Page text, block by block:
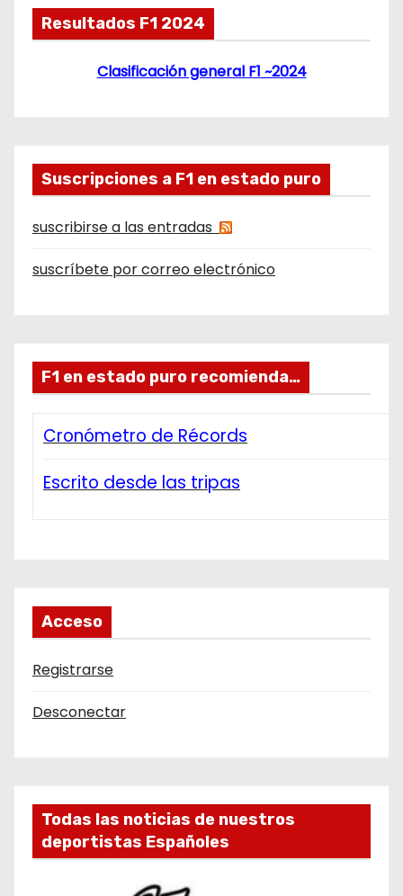
Resultados F1 2024
Clasificación general F1 ~2024
Suscripciones a F1 en estado puro
suscribirse a las entradas
suscríbete por correo electrónico
F1 en estado puro recomienda…
Cronómetro de Récords
Escrito desde las tripas
Acceso
Registrarse
Desconectar
Todas las noticias de nuestros
deportistas Españoles